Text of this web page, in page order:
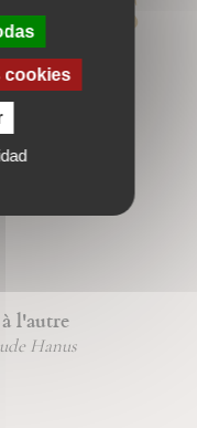
l'autre
Hanus
cookies